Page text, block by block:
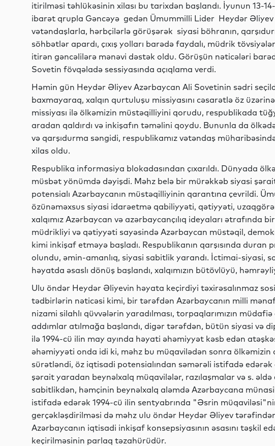
itirilməsi təhlükəsinin xilası bu tarixdən başlandı. İyunun 13-
ibarət qrupla Gəncəyə gedən Ümummilli Lider Heydər Əliyev
vətəndaşlarla, hərbçilərlə görüşərək siyasi böhranın,
söhbətlər apardı, çıxış yolları barədə faydalı, müdrik
itirən gəncəlilərə mənəvi dəstək oldu. Görüşün nəticələri
Sovetin fövqəladə sessiyasında açıqlama verdi.
Həmin gün Heydər Əliyev Azərbaycan Ali Sovetinin sədri
baxmayaraq, xalqın qurtuluşu missiyasını cəsarətlə öz
missiyası ilə ölkəmizin müstəqilliyini qorudu, respublikada
aradan qaldırdı və inkişafın təməlini qoydu. Bununla da
və qarşıdurma səngidi, respublikamız vətəndaş
xilas oldu.
Respublika informasiya blokadasından çıxarıldı. Dünyada
müsbət yönümdə dəyişdi. Məhz belə bir mürəkkəb siyasi
potensialı Azərbaycanın müstəqilliyinin qarantına çevrildi.
özünəməxsus siyasi idarəetmə qabiliyyəti, qətiyyəti,
xalqımız Azərbaycan və azərbaycançılıq ideyaları ətrafında
müdrikliyi və qətiyyəti sayəsində Azərbaycan müstəqil,
kimi inkişaf etməyə başladı. Respublikanın qarşısında duran
olundu, əmin-amanlıq, siyasi sabitlik yarandı. İctimai-siyasi,
həyatda əsaslı dönüş başlandı, xalqımızın bütövlüyü,
Ulu öndər Heydər Əliyevin həyata keçirdiyi təxirəsalınmaz
tədbirlərin nəticəsi kimi, bir tərəfdən Azərbaycanın milli
nizami silahlı qüvvələrin yaradılması, torpaqlarımızın
addımlar atılmağa başlandı, digər tərəfdən, bütün siyasi və
ilə 1994-cü ilin may ayında həyati əhəmiyyət kəsb edən
əhəmiyyəti onda idi ki, məhz bu müqavilədən sonra ölkəmizin
sürətləndi, öz iqtisadi potensialından səmərəli istifadə
şərait yaradan beynəlxalq müqavilələr, razılaşmalar və s.
sabitlikdən, həmçinin beynəlxalq aləmdə Azərbaycana
istifadə edərək 1994-cü ilin sentyabrında "Əsrin
gerçəkləşdirilməsi də məhz ulu öndər Heydər Əliyev
Azərbaycanın iqtisadi inkişaf konsepsiyasının əsasını təşkil
keçirilməsinin parlaq təzahürüdür.